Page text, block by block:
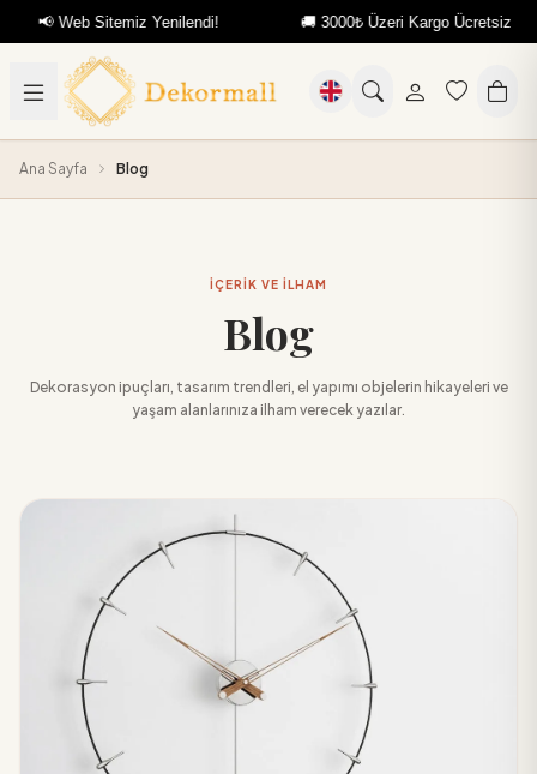
Yenilendi! 🚚 3000₺ Üzeri Kargo Ücretsiz 📢 Web
Ana Sayfa Blog
İÇERİK VE İLHAM
Blog
Dekorasyon ipuçları, tasarım trendleri, el yapımı objelerin hikayeleri ve
yaşam alanlarınıza ilham verecek yazılar.